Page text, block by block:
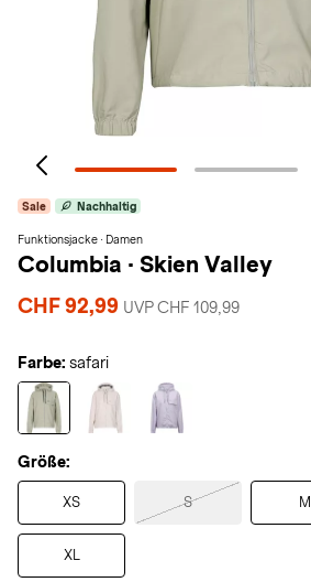
Sale Nachhaltig
Funktionsjacke · Damen
Columbia · Skien Valley
CHF 92,99 UVP CHF 109,99
Farbe: safari
Größe:
XS S M
XL